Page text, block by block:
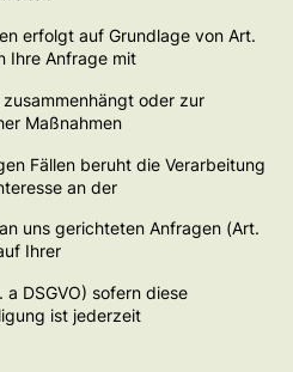
erfolgt auf Grundlage von Art.
Ihre Anfrage mit
oder zur
Maßnahmen
Fällen beruht die Verarbeitung
an der
uns gerichteten Anfragen (Art.
Ihrer
DSGVO) sofern diese
ist jederzeit